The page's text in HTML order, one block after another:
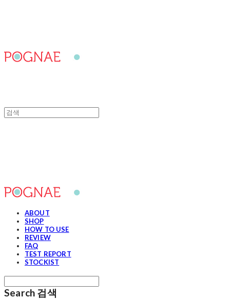
ABOUT
SHOP
HOW TO USE
REVIEW
FAQ
TEST REPORT
STOCKIST
Search 검색